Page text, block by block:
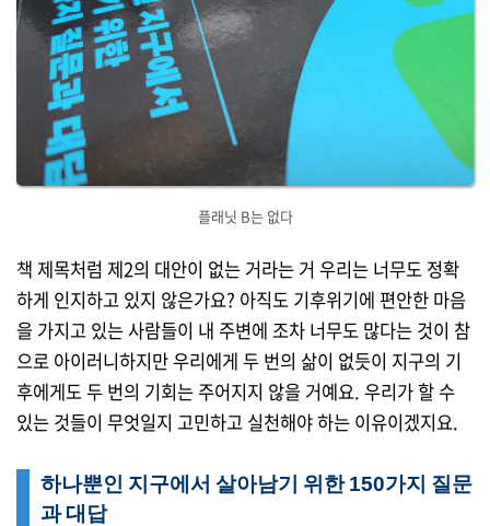
플래닛 B는 없다
책 제목처럼 제2의 대안이 없는 거라는 거 우리는 너무도 정확
하게 인지하고 있지 않은가요? 아직도 기후위기에 편안한 마음
을 가지고 있는 사람들이 내 주변에 조차 너무도 많다는 것이 참
으로 아이러니하지만 우리에게 두 번의 삶이 없듯이 지구의 기
후에게도 두 번의 기회는 주어지지 않을 거예요. 우리가 할 수
있는 것들이 무엇일지 고민하고 실천해야 하는 이유이겠지요.
하나뿐인 지구에서 살아남기 위한 150가지 질문
과 대답